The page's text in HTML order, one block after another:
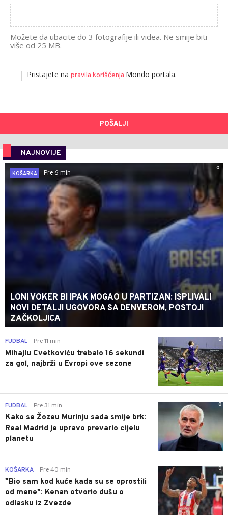
Možete da ubacite do 3 fotografije ili videa. Ne smije biti
više od 25 MB.
Pristajete na pravila korišćenja Mondo portala.
POŠALJI
NAJNOVIJE
0
KOŠARKA
Pre 6 min
LONI VOKER BI IPAK MOGAO U PARTIZAN: ISPLIVALI
NOVI DETALJI UGOVORA SA DENVEROM, POSTOJI
ZAČKOLJICA
0
FUDBAL Pre 11 min
Mihajlu Cvetkoviću trebalo 16 sekundi
za gol, najbrži u Evropi ove sezone
0
FUDBAL Pre 31 min
Kako se Žozeu Murinju sada smije brk:
Real Madrid je upravo prevario cijelu
planetu
0
KOŠARKA Pre 40 min
"Bio sam kod kuće kada su se oprostili
od mene": Kenan otvorio dušu o
odlasku iz Zvezde